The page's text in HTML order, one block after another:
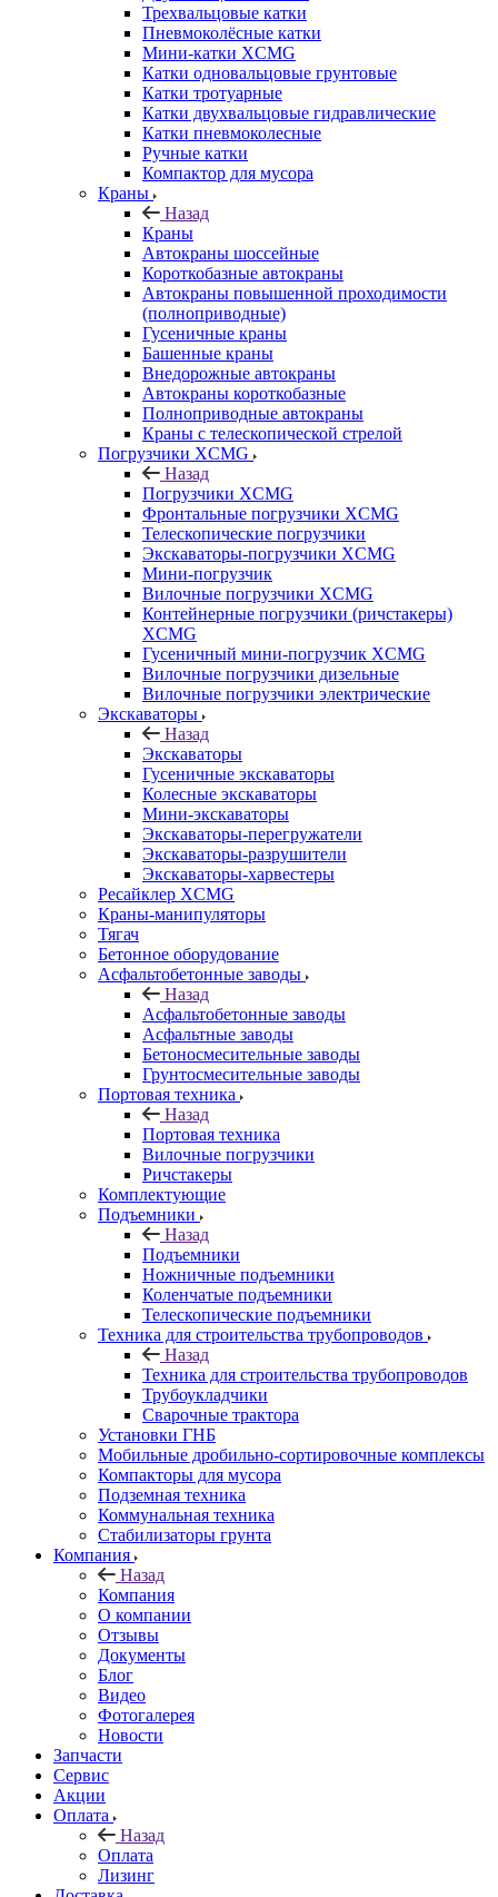
Трехвальцовые катки
Пневмоколёсные катки
Мини-катки XCMG
Катки одновальцовые грунтовые
Катки тротуарные
Катки двухвальцовые гидравлические
Катки пневмоколесные
Ручные катки
Компактор для мусора
Краны
Назад
Краны
Автокраны шоссейные
Короткобазные автокраны
Автокраны повышенной проходимости
(полноприводные)
Гусеничные краны
Башенные краны
Внедорожные автокраны
Автокраны короткобазные
Полноприводные автокраны
Краны с телескопической стрелой
Погрузчики XCMG
Назад
Погрузчики XCMG
Фронтальные погрузчики XCMG
Телескопические погрузчики
Экскаваторы-погрузчики XCMG
Мини-погрузчик
Вилочные погрузчики XCMG
Контейнерные погрузчики (ричстакеры)
XCMG
Гусеничный мини-погрузчик XCMG
Вилочные погрузчики дизельные
Вилочные погрузчики электрические
Экскаваторы
Назад
Экскаваторы
Гусеничные экскаваторы
Колесные экскаваторы
Мини-экскаваторы
Экскаваторы-перегружатели
Экскаваторы-разрушители
Экскаваторы-харвестеры
Ресайклер XCMG
Краны-манипуляторы
Тягач
Бетонное оборудование
Асфальтобетонные заводы
Назад
Асфальтобетонные заводы
Асфальтные заводы
Бетоносмесительные заводы
Грунтосмесительные заводы
Портовая техника
Назад
Портовая техника
Вилочные погрузчики
Ричстакеры
Комплектующие
Подъемники
Назад
Подъемники
Ножничные подъемники
Коленчатые подъемники
Телескопические подъемники
Техника для строительства трубопроводов
Назад
Техника для строительства трубопроводов
Трубоукладчики
Сварочные трактора
Установки ГНБ
Мобильные дробильно-сортировочные комплексы
Компакторы для мусора
Подземная техника
Коммунальная техника
Стабилизаторы грунта
Компания
Назад
Компания
О компании
Отзывы
Документы
Блог
Видео
Фотогалерея
Новости
Запчасти
Сервис
Акции
Оплата
Назад
Оплата
Лизинг